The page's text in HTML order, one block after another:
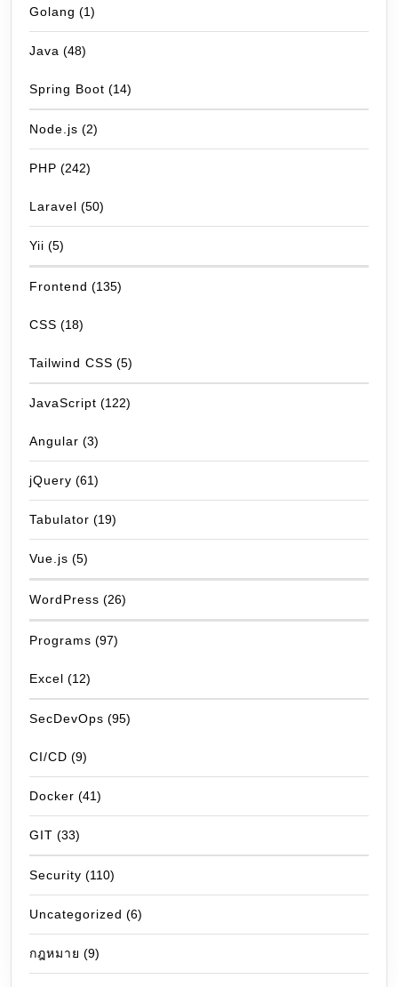
Golang (1)
Java (48)
Spring Boot (14)
Node.js (2)
PHP (242)
Laravel (50)
Yii (5)
Frontend (135)
CSS (18)
Tailwind CSS (5)
JavaScript (122)
Angular (3)
jQuery (61)
Tabulator (19)
Vue.js (5)
WordPress (26)
Programs (97)
Excel (12)
SecDevOps (95)
CI/CD (9)
Docker (41)
GIT (33)
Security (110)
Uncategorized (6)
กฎหมาย (9)